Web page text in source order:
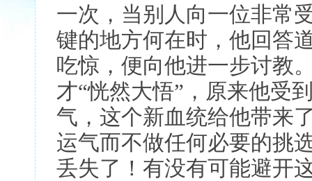
一次，当别人向一位非常
键的地方何在时，他回答
吃惊，便向他进一步讨教
才“恍然大悟”，原来他受
气，这个新血统给他带来
运气而不做任何必要的挑
丢失了！有没有可能避开